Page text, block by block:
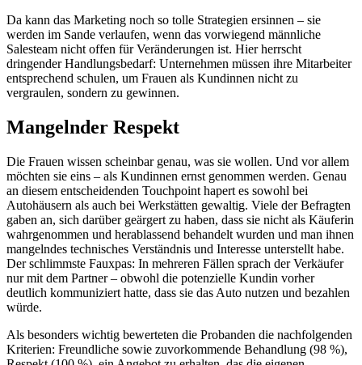
Da kann das Marketing noch so tolle Strategien ersinnen – sie
werden im Sande verlaufen, wenn das vorwiegend männ­liche
Salesteam nicht offen für Veränderungen ist. Hier herrscht
dringender Handlungsbedarf: Unternehmen müssen ihre Mitarbeiter
entsprechend schulen, um Frauen als Kundinnen nicht zu
vergraulen, sondern zu gewinnen.
Mangelnder Respekt
Die Frauen wissen scheinbar genau, was sie wollen. Und vor allem
möchten sie eins – als Kundinnen ernst genommen werden. Genau
an diesem entscheidenden Touchpoint hapert es sowohl bei
Autohäusern als auch bei Werkstätten gewaltig. Viele der Befragten
gaben an, sich darüber geärgert zu haben, dass sie nicht als Käuferin
wahrgenommen und her­ablassend behandelt wurden und man ihnen
mangelndes technisches Verständnis und Interesse unterstellt habe.
Der schlimmste Fauxpas: In mehreren Fällen sprach der Verkäufer
nur mit dem Partner – obwohl die potenzielle Kundin vorher
deutlich kommuniziert hatte, dass sie das Auto nutzen und bezahlen
würde.
Als besonders wichtig bewerteten die Probanden die nachfolgenden
Kriterien: Freundliche sowie zuvorkommende Behandlung (98 %),